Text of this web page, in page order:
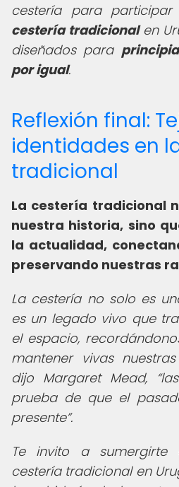
cestería para
cestería tradicionalen
diseñados para
por igual.
Reflexión final:
identidades en
tradicional
La cestería tradicional
nuestra historia, sino
la actualidad,
preservando nuestras
La cestería no solo es
es un legado vivo que
el espacio,
mantener vivas
dijo Margaret Mead,
prueba de que el
presente .
Te invito a
cestería tradicional en